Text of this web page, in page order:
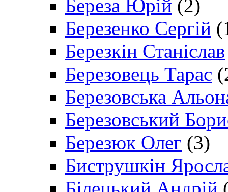
Береза Юрій (2)
Березенко Сергій
Березкін Станіслав
Березовець Тарас
Березовська
Березовський
Березюк Олег (3)
Биструшкін